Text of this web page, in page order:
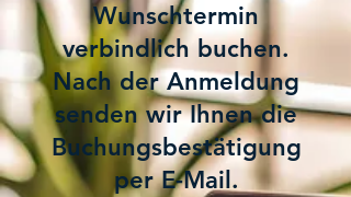
Wunschtermin
verbindlich buchen.
Nach der Anmeldung
senden wir Ihnen die
Buchungsbestätigung
per E-Mail.